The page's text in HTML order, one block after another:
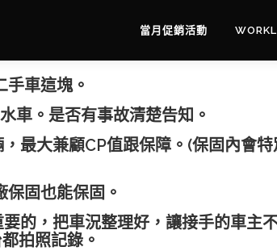
當月促銷活動
車這塊。
車。是否有事故清楚告知。
最大兼顧CP值跟保障。(保固內會特
固也能保固。
的，把車況整理好，讓接手的車主
拍照記錄。